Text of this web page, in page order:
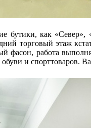
бутики, как
торговый этаж
фасон, работа
и спорттоваров.